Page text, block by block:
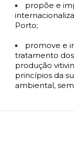
propõe e
Porto;
promove e
tratamento
produção
princípios da
ambiental,